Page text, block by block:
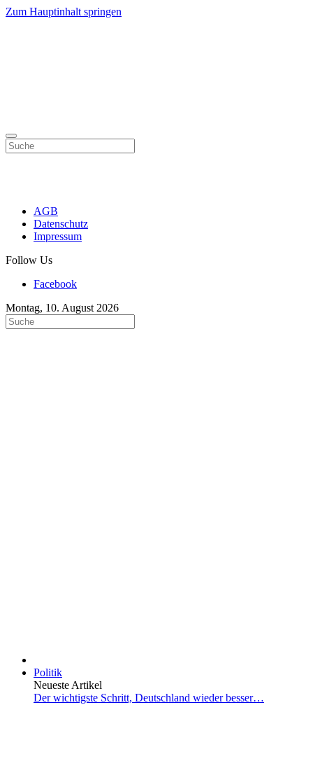
Zum Hauptinhalt springen
AGB
Datenschutz
Impressum
Follow Us
Facebook
Montag, 10. August 2026
Politik
Neueste Artikel
Der wichtigste Schritt, Deutschland wieder besser…